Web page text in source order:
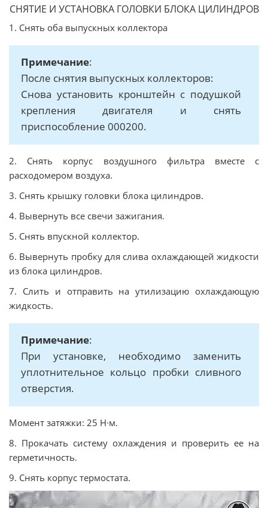
СНЯТИЕ И УСТАНОВКА ГОЛОВКИ БЛОКА ЦИЛИНДРОВ
1. Снять оба выпускных коллектора
Примечание:
После снятия выпускных коллекторов:
Снова установить кронштейн с подушкой
крепления двигателя и снять
приспособление 000200.
2. Снять корпус воздушного фильтра вместе с
расходомером воздуха.
3. Снять крышку головки блока цилиндров.
4. Вывернуть все свечи зажигания.
5. Снять впускной коллектор.
6. Вывернуть пробку для слива охлаждающей жидкости
из блока цилиндров.
7. Слить и отправить на утилизацию охлаждающую
жидкость.
Примечание:
При установке, необходимо заменить
уплотнительное кольцо пробки сливного
отверстия.
Момент затяжки: 25 Н∙м.
8. Прокачать систему охлаждения и проверить ее на
герметичность.
9. Снять корпус термостата.